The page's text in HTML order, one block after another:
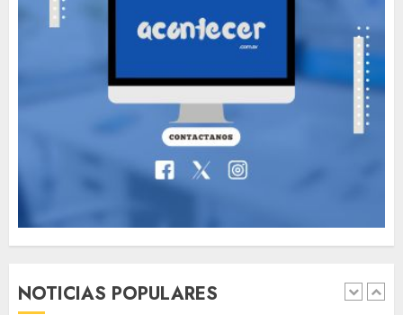
NOTICIAS POPULARES
The full story of
Thailand’s extraordinary
cave rescue
MAYO 14, 2024
1
involucrados en
accidentes durante los
Vacación 2026